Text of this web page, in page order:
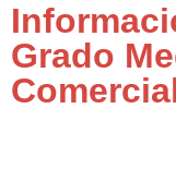
Grado